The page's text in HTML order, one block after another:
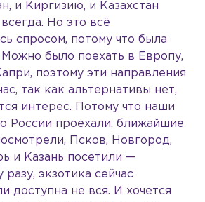
и Киргизию, и Казахстан
Но это всё
спросом, потому что была
Можно было поехать в Европу,
поэтому эти направления
так как альтернативы нет,
интерес. Потому что наши
России проехали, ближайшие
Псков, Новгород,
и Казань посетили —
экзотика сейчас
доступна не вся. И хочется